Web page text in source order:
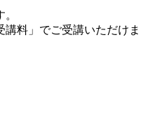
料」でご受講いただけま